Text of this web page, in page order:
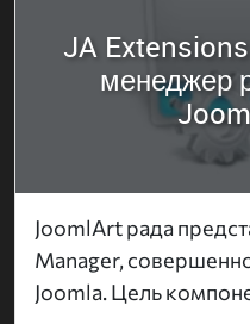
JA
менеджер
JoomlArt рада
Manager,
Joomla. Цель